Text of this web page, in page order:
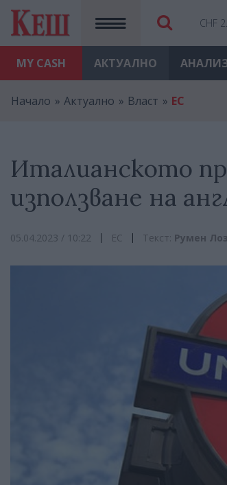
MY CASH
CHF
АКТУАЛНО
Начало Актуално Власт ЕС
Италианското
използване на
05.04.2023 / 10:22 ЕС Текст: Румен